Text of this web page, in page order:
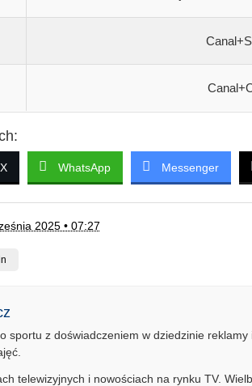
WhatsApp Messenger
2025 • 07:27
sportu z doświadczeniem w dziedzinie
telewizyjnych i nowościach na rynku TV.